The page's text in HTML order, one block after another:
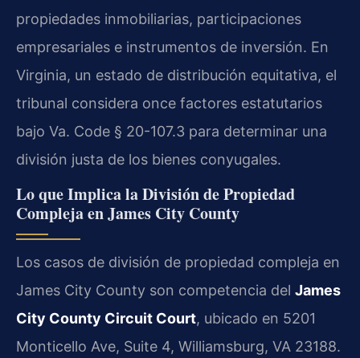
propiedades inmobiliarias, participaciones
empresariales e instrumentos de inversión. En
Virginia, un estado de distribución equitativa, el
tribunal considera once factores estatutarios
bajo Va. Code § 20-107.3 para determinar una
división justa de los bienes conyugales.
Lo que Implica la División de Propiedad
Compleja en James City County
Los casos de división de propiedad compleja en
James City County son competencia del James
City County Circuit Court, ubicado en 5201
Monticello Ave, Suite 4, Williamsburg, VA 23188.